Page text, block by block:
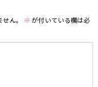
ん。 ※ が付いている欄は必